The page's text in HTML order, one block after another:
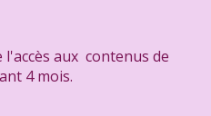
l'accès aux contenus de
4 mois.